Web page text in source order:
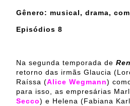
Gênero: musical, drama,
Episódios 8
Na segunda temporada de
retorno das irmãs Glaucia
Raíssa (Alice Wegmann)
para isso, as empresárias
Secco) e Helena (Fabiana